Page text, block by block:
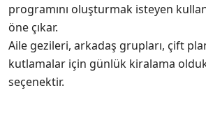
programını oluşturmak isteyen
öne çıkar.
Aile gezileri, arkadaş grupları, çift
kutlamalar için günlük kiralama
seçenektir.